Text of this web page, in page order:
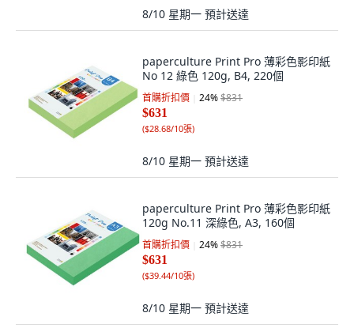
8/10 星期一 預計送達
paperculture Print Pro 薄彩色影印紙
No 12 綠色 120g, B4, 220個
首購折扣價 24%$831
$631
($28.68/10張)
8/10 星期一 預計送達
paperculture Print Pro 薄彩色影印紙
120g No.11 深綠色, A3, 160個
首購折扣價 24%$831
$631
($39.44/10張)
8/10 星期一 預計送達